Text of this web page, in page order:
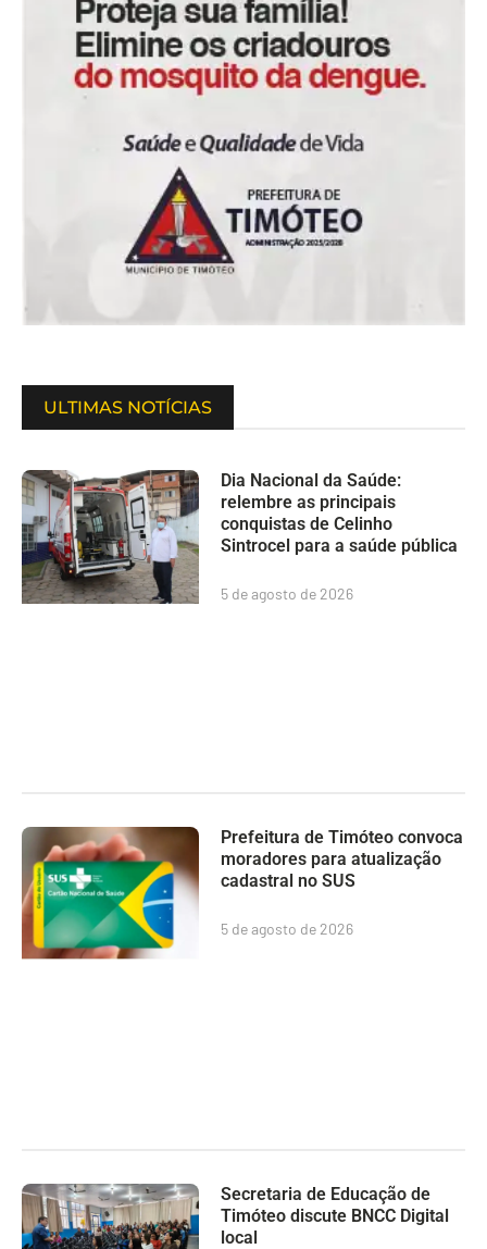
ULTIMAS NOTÍCIAS
Dia Nacional da Saúde:
relembre as principais
conquistas de Celinho
Sintrocel para a saúde pública
5 de agosto de 2026
Prefeitura de Timóteo convoca
moradores para atualização
cadastral no SUS
5 de agosto de 2026
Secretaria de Educação de
Timóteo discute BNCC Digital
local